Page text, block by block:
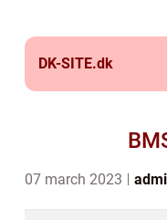
DK-SITE.dk
07 march 2023